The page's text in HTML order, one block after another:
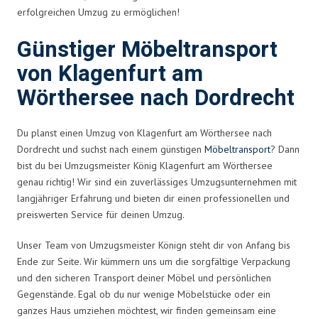
erfolgreichen Umzug zu ermöglichen!
Günstiger Möbeltransport
von Klagenfurt am
Wörthersee nach Dordrecht
Du planst einen Umzug von Klagenfurt am Wörthersee nach
Dordrecht und suchst nach einem günstigen Möbeltransport? Dann
bist du bei Umzugsmeister König Klagenfurt am Wörthersee
genau richtig! Wir sind ein zuverlässiges Umzugsunternehmen mit
langjähriger Erfahrung und bieten dir einen professionellen und
preiswerten Service für deinen Umzug.
Unser Team von Umzugsmeister Könign steht dir von Anfang bis
Ende zur Seite. Wir kümmern uns um die sorgfältige Verpackung
und den sicheren Transport deiner Möbel und persönlichen
Gegenstände. Egal ob du nur wenige Möbelstücke oder ein
ganzes Haus umziehen möchtest, wir finden gemeinsam eine